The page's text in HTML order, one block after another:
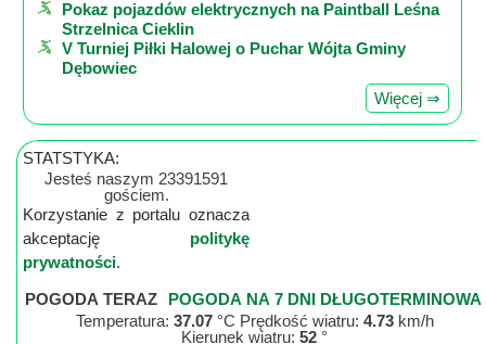
Pokaz pojazdów elektrycznych na Paintball Leśna
Strzelnica Cieklin
V Turniej Piłki Halowej o Puchar Wójta Gminy
Dębowiec
Więcej ⇒
STATSTYKA:
Jesteś naszym 23391591
gościem.
Korzystanie z portalu oznacza
akceptację politykę
prywatności.
POGODA TERAZ
POGODA NA 7 DNI DŁUGOTERMINOWA
Temperatura: 37.07°C Prędkość wiatru: 4.73km/h
Kierunek wiatru:52 °